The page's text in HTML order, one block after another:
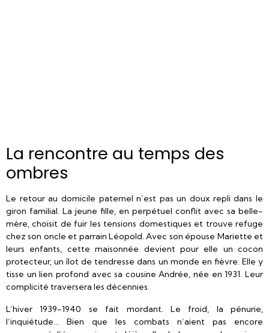
La rencontre au temps des
ombres
Le retour au domicile paternel n’est pas un doux repli dans le
giron familial. La jeune fille, en perpétuel conflit avec sa belle-
mère, choisit de fuir les tensions domestiques et trouve refuge
chez son oncle et parrain Léopold. Avec son épouse Mariette et
leurs enfants, cette maisonnée devient pour elle un cocon
protecteur, un îlot de tendresse dans un monde en fièvre. Elle y
tisse un lien profond avec sa cousine Andrée, née en 1931. Leur
complicité traversera les décennies.
L’hiver 1939-1940 se fait mordant. Le froid, la pénurie,
l’inquiétude… Bien que les combats n’aient pas encore